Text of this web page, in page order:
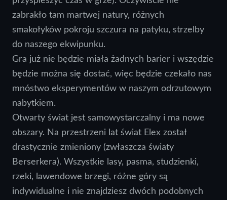
zabrakło tam martwej natury, różnych
smakołyków pokroju szczura na patyku, strzelby
do naszego ekwipunku.
Gra już nie będzie miała żadnych barier i wszędzie
będzie można się dostać, więc będzie czekało nas
mnóstwo eksperymentów w naszym odrzutowym
nabytkiem.
Otwarty świat jest samowystarczalny i ma nowe
obszary. Na przestrzeni lat świat Elex został
drastycznie zmieniony (zwłaszcza światy
Berserkera). Wszystkie lasy, pasma, studzienki,
rzeki, lawendowe brzegi, różne góry są
indywidualne i nie znajdziesz dwóch podobnych